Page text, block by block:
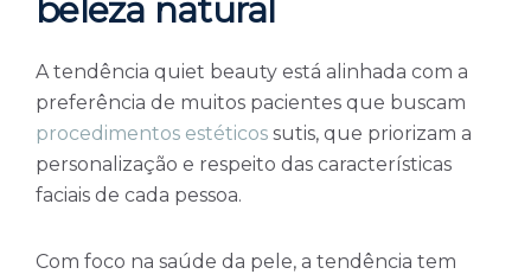
beleza natural
A tendência quiet beauty está alinhada com a
preferência de muitos pacientes que buscam
procedimentos estéticos sutis, que priorizam a
personalização e respeito das características
faciais de cada pessoa.
Com foco na saúde da pele, a tendência tem